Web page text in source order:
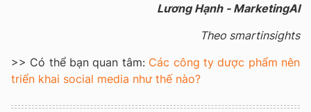
Lương Hạnh - MarketingAI
Theo smartinsights
>> Có thể bạn quan tâm: Các công ty dược phẩm nên
triển khai social media như thế nào?